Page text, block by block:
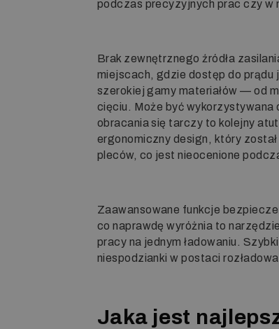
podczas precyzyjnych prac czy w
Brak zewnętrznego źródła
miejscach, gdzie dostęp do prądu
szerokiej gamy materiałów — od
cięciu. Może być wykorzystywana
obracania się tarczy to kolejny
ergonomiczny design, który
pleców, co jest nieocenione
Zaawansowane funkcje
co naprawdę wyróżnia to
pracy na jednym ładowaniu.
niespodzianki w postaci
Jaka jest